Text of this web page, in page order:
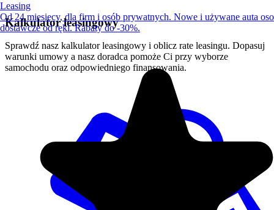
Kalkulator leasingowy
Sprawdź nasz kalkulator leasingowy i oblicz rate leasingu. Dopasuj
warunki umowy a nasz doradca pomoże Ci przy wyborze
samochodu oraz odpowiedniego finansowania.
Leasing
Od 24 miesięcy, dla firm i osób prywatnych. Nowe i używane auta
dostawcze od ręki. Rabaty do -30%.